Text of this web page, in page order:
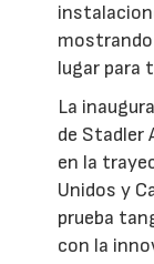
lugar para
La
de Stadler
en la
Unidos y
prueba
con la